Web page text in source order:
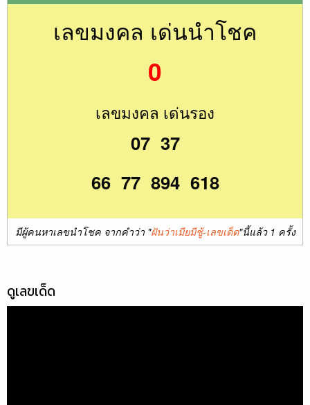
เลขมงคล เด่นนำโชค
0
เลขมงคล เด่นรอง
07 37
66 77 894 618
มีผู้คนหาเลขนำโชค จากคำว่า "ฝันว่าเมียมีชู้-เลขเด็ด"นี้แล้ว 1 ครั้ง
ดูเลขเด็ด